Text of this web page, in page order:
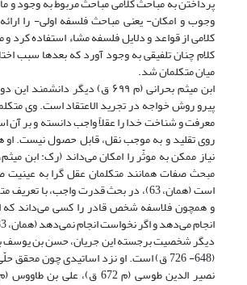
وجوب و امکان- یعنی مباحث فلسفه اولی- را
کلامی از قواعد و دلایل فلسفه مشاء استفاده کرد
کلام چنان تلفیقی به وجود آورد که بعدها سبب
میان متکلمان شد.
ابن میثم بحرانی (م ۶۹۹ ق) دیگر
پیرو روش خواجه در تجرید الاعتقاد است. وی
معرفت و شناخت خدا را عقلاً واجب دانسته و بر آن
روی تقلید و به موجب نقل، قابل حصول نیست. او
مبحث صفات همانند متکلمان عقل گرا به عینیت
است (همان، 63)، در بحث قدرت واجب، با
و همچون فلاسفه شخص قادر را کسی می‌داند که
انجام می‌دهد و اگر نخواست انجام نمی‌دهد (همان، 83).
دیگر شخصیت برجسته این جریان، حسن بن یوسف